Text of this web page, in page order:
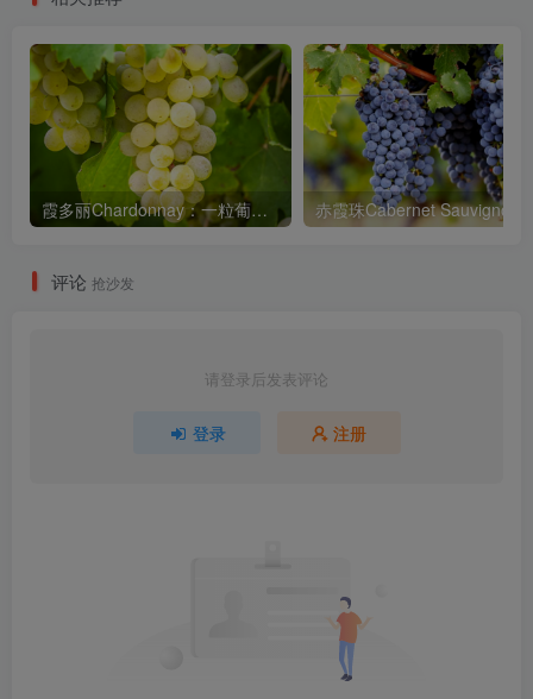
霞多丽Chardonnay：一粒葡萄的千年行迹
评论 抢沙发
请登录后发表评论
登录 注册